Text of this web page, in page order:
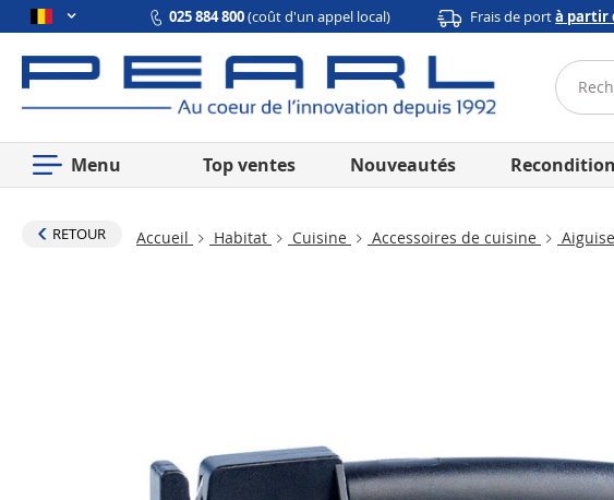
025 884 800(coût d'un appel local) Frais de portà partir
Menu Top ventes Nouveautés
RETOUR Accueil Habitat Cuisine Accessoires de cuisine